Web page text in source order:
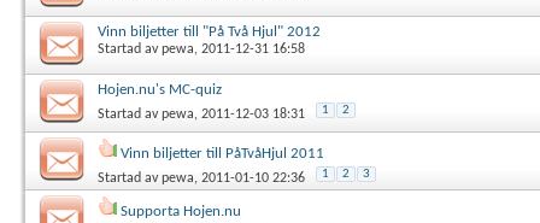
Vinn biljetter till "På Två Hjul" 2012
Startad avpewa, 2011-12-31 16:58
Hojen.nu's MC-quiz
Startad avpewa, 2011-12-03 18:31 1 2
Vinn biljetter till PåTvåHjul 2011
Startad avpewa, 2011-01-10 22:36 1 2 3
Supporta Hojen.nu